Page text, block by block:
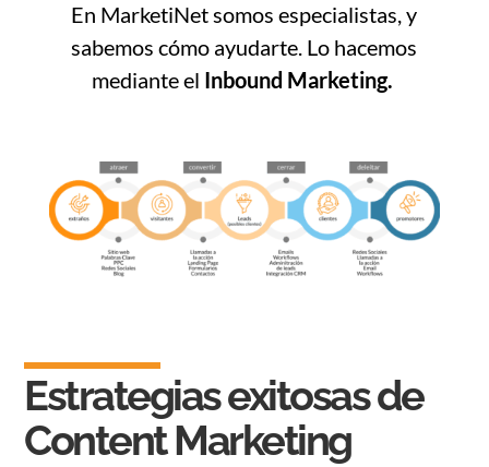
En MarketiNet somos especialistas, y
sabemos cómo ayudarte. Lo hacemos
mediante el Inbound Marketing.
Estrategias exitosas de
Content Marketing